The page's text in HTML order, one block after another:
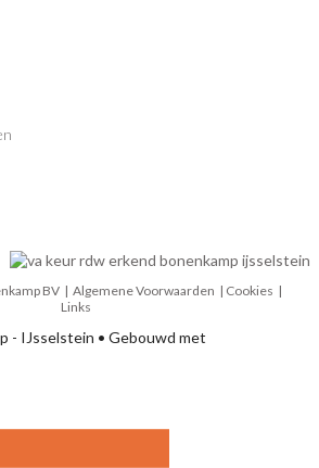
BV | Algemene Voorwaarden | Cookies |
Links
- IJsselstein • Gebouwd met